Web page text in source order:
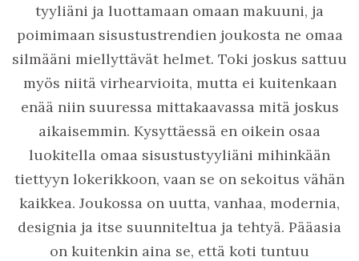
tyyliäni ja luottamaan omaan makuuni, ja
poimimaan sisustustrendien joukosta ne omaa
silmääni miellyttävät helmet. Toki joskus sattuu
myös niitä virhearvioita, mutta ei kuitenkaan
enää niin suuressa mittakaavassa mitä joskus
aikaisemmin. Kysyttäessä en oikein osaa
luokitella omaa sisustustyyliäni mihinkään
tiettyyn lokerikkoon, vaan se on sekoitus vähän
kaikkea. Joukossa on uutta, vanhaa, modernia,
designia ja itse suunniteltua ja tehtyä. Pääasia
on kuitenkin aina se, että koti tuntuu